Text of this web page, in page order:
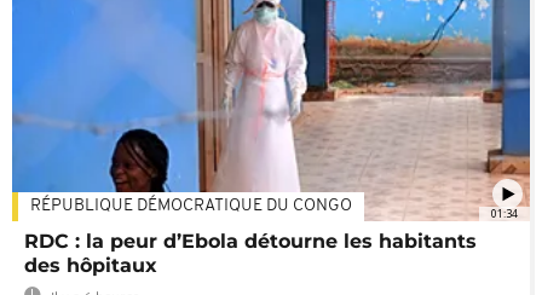
01:34
RÉPUBLIQUE DÉMOCRATIQUE DU CONGO
RDC : la peur d’Ebola détourne les habitants
des hôpitaux